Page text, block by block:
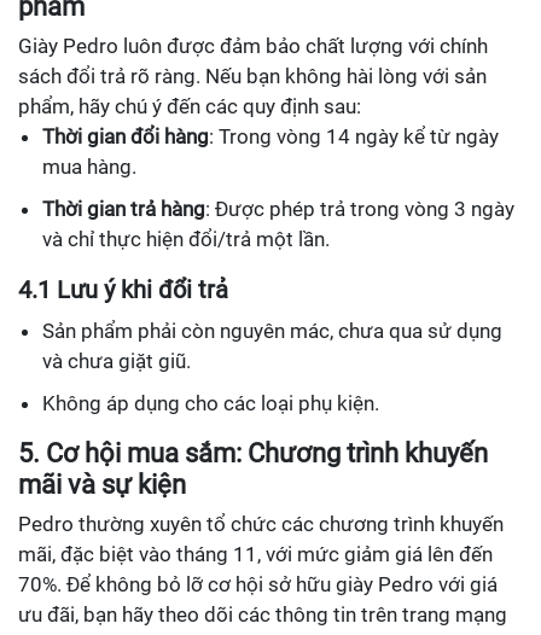
Giày Pedro luôn được đảm bảo chất lượng với chính
sách đổi trả rõ ràng. Nếu bạn không hài lòng với sản
phẩm, hãy chú ý đến các quy định sau:
Thời gian đổi hàng: Trong vòng 14 ngày kể từ ngày
mua hàng.
Thời gian trả hàng: Được phép trả trong vòng 3 ngày
và chỉ thực hiện đổi/trả một lần.
4.1 Lưu ý khi đổi trả
Sản phẩm phải còn nguyên mác, chưa qua sử dụng
và chưa giặt giũ.
Không áp dụng cho các loại phụ kiện.
5. Cơ hội mua sắm: Chương trình khuyến
mãi và sự kiện
Pedro thường xuyên tổ chức các chương trình khuyến
mãi, đặc biệt vào tháng 11, với mức giảm giá lên đến
70%. Để không bỏ lỡ cơ hội sở hữu giày Pedro với giá
ưu đãi, bạn hãy theo dõi các thông tin trên trang mạng